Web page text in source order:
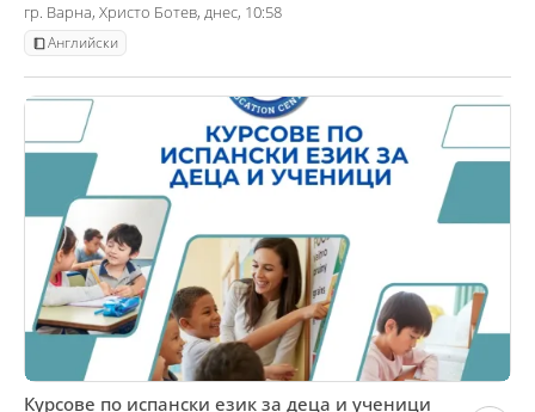
гр. Варна, Христо Ботев, днес, 10:58
Английски
Курсове по испански език за деца и ученици